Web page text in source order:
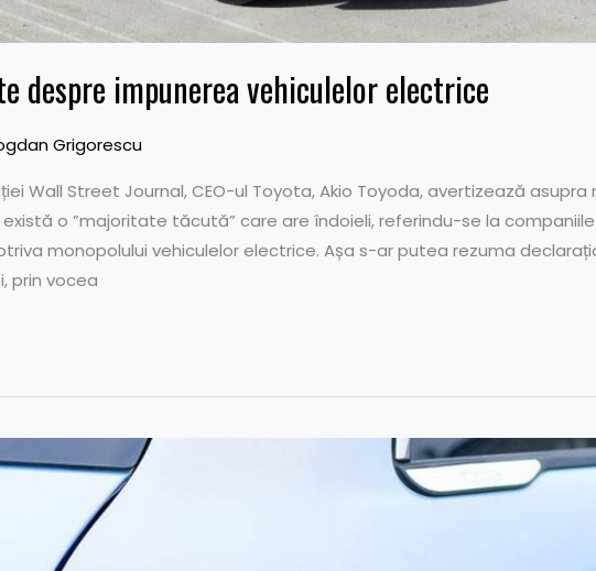
despre impunerea vehiculelor electrice
Grigorescu
Wall Street Journal, CEO-ul Toyota, Akio Toyoda, avertizează
o ”majoritate tăcută” care are îndoieli, referindu-se la
monopolului vehiculelor electrice. Așa s-ar putea rezuma
prin vocea